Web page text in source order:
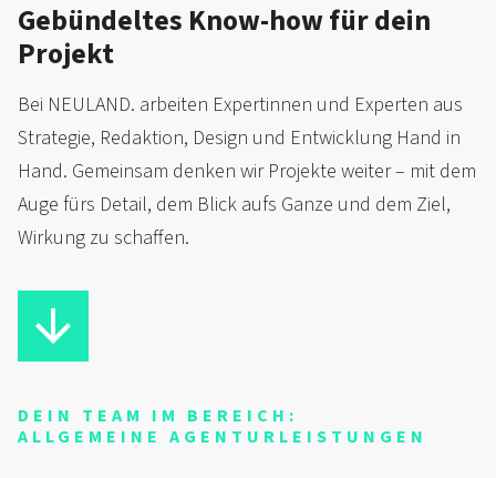
Gebündeltes Know-how für dein
Projekt
Bei NEULAND. arbeiten Expertinnen und Experten aus
Strategie, Redaktion, Design und Entwicklung Hand in
Hand. Gemeinsam denken wir Projekte weiter – mit dem
Auge fürs Detail, dem Blick aufs Ganze und dem Ziel,
Wirkung zu schaffen.
DEIN TEAM IM BEREICH:
ALLGEMEINE AGENTURLEISTUNGEN